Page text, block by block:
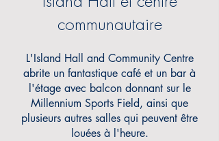
communautaire
L'Island Hall and Community Centre
abrite un fantastique café et un bar à
l'étage avec balcon donnant sur le
Millennium Sports Field, ainsi que
plusieurs autres salles qui peuvent être
louées à l'heure.